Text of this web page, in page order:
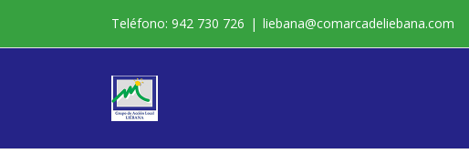
contenido
Teléfono: 942 730 726 | liebana@comarcadeliebana.com